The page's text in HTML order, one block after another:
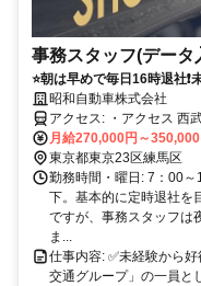
事務スタッフ(デー
⭐️朝は早めで毎日16時退社
ループの事務スタッフ✨
昭和自動車株式会社
アクセス: ・アクセス 西武池袋線「富士見台駅」北口より徒歩5分 ✨
転勤はありません！ ✨車
備）！ 「池袋駅」 「光が丘駅」 「上石神井駅」 「東武練馬駅」
「練馬駅」 「所沢駅」
す！
月給270,000円～350,000
東京都東京23区練馬区
勤務時間・曜日: 7：00
下。基本的に定時退社を
ですが、事務スタッフは
ま...
仕事内容: ✅️未経験から
交通グループ」の一員と